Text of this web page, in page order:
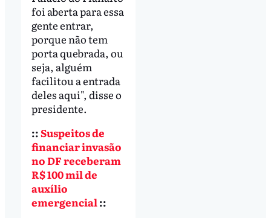
foi aberta para essa
gente entrar,
porque não tem
porta quebrada, ou
seja, alguém
facilitou a entrada
deles aqui", disse o
presidente.
::Suspeitos de
financiar invasão
no DF receberam
R$ 100 mil de
auxílio
emergencial::